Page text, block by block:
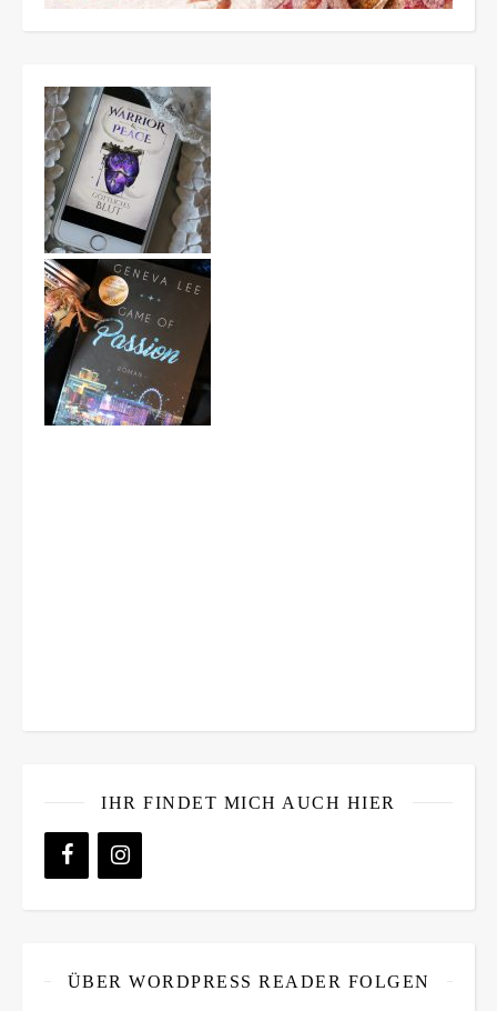
IHR FINDET MICH AUCH HIER
ÜBER WORDPRESS READER FOLGEN